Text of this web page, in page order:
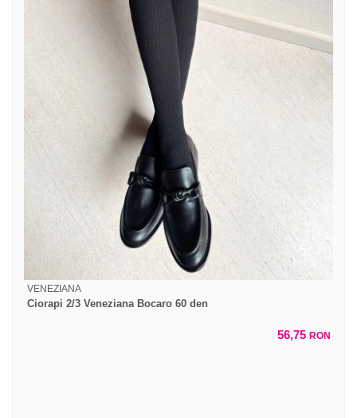
VENEZIANA
Ciorapi 2/3 Veneziana Bocaro 60 den
56,75 RON